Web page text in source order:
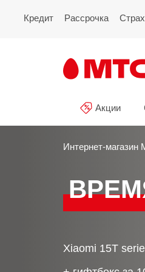
Кредит Рассрочка
Акции
Товары
Акции
Интернет-магазин
Xiaomi 15T